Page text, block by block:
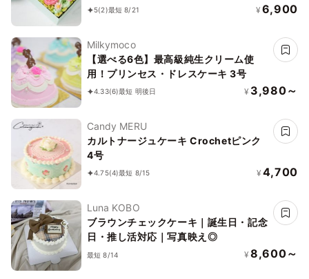
5(2)最短 8/21 ¥ 6,900
Milkymoco
【選べる6色】最高級純生クリーム使
用！プリンセス・ドレスケーキ 3号
4.33(6)最短 明後日 ¥ 3,980～
Candy MERU
カルトナージュケーキ Crochetピンク
4号
4.75(4)最短 8/15 ¥ 4,700
Luna KOBO
ブラウンチェックケーキ｜誕生日・記念
日・推し活対応｜写真映え◎
最短 8/14 ¥ 8,600～